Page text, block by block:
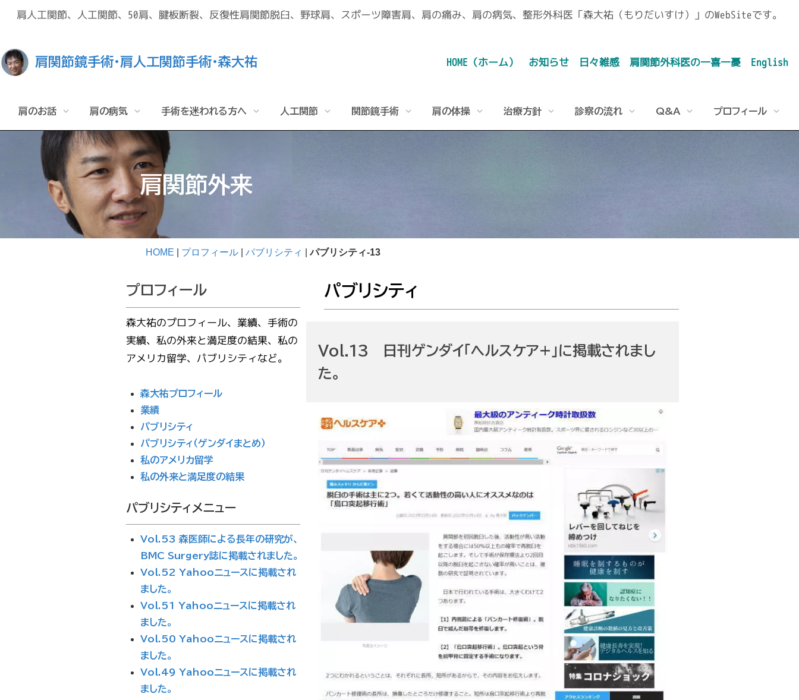
肩人工関節、人工関節、50肩、腱板断裂、反復性肩関節脱臼、野球肩、スポーツ障害肩、肩の痛み、肩の病気、整形外科医「森大祐（もりだいすけ）」のWebSiteです。
肩関節鏡手術・肩人工関節手術・森大祐 HOME（ホーム） お知らせ 日々雑感 肩関節外科医の一喜一憂 English
肩のお話
肩が症状として出る理由
肩関節は人間の関節の中で、 一番可動域
肩の病気には色々な病気があります。
肩の病気
肩の病気
様々な肩の病気を解説しています。自分がどの病気
に該当するかおおまかな目安にしていただければと
肩の脱臼
肩鎖関節脱臼
手術を迷われる方へ
手術を迷われる方へ
手術を医師にすすめられて、迷われている方のため
に私が外来で行っている一つの方法をお伝えしま
人工関節
人工関節
変形性肩関節症において、保存療法で症状が軽快せずに
疼痛軽快、動きをよくしたい事を望まれる方には人工関
リバース型人工肩関節置換術後にスポーツ復帰は可
関節鏡手術
関節鏡手術
関節鏡手術とは、肩関節の病変を、小さな傷だけつくり、
傷から内視鏡（関節鏡、カメラ）を体内にいれてテレビモ
肩の体操
肩の体操
五十肩予防の運動、野球肩ケア体操を解説しています。
ストレッチ
ストレッチング（上肢編）
筋力トレーニング
インナーマッスルトレーニング①
インナーマッスルトレーニング②
治療方針
治療方針
今何が困っているか、痛み？動かない？肩がぬけや
すい？などのことを外来での問診しで確認し、診察
診察の流れ
診察の流れ
問診→理学所見（肩を動かしての痛みなど症状出現
の程度などの評価）→炎症への対処→理学療法を処
方→MRIなどの検査→手術。
Q&A
Q&A
肩の関する質問＆回答コーナーです。
プロフィール
プロフィール
森大祐のプロフィール、私のアメリカ留学、パブリ
パブリシティ（ゲンダイまとめ）
肩関節外来
HOME プロフィール |パブリシティ |パブリシティ-13
パブリシティ
Vol.13 日刊ゲンダイ「ヘルスケア+」に掲載されまし
た。
プロフィール
森大祐のプロフィール、業績、手術の
実績、私の外来と満足度の結果、私の
アメリカ留学、パブリシティなど。
森大祐プロフィール
業績
パブリシティ
パブリシティ（ゲンダイまとめ）
私のアメリカ留学
私の外来と満足度の結果
パブリシティメニュー
Vol.53 森医師による長年の研究が、
BMC Surgery誌に掲載されました。
Vol.52 Yahooニュースに掲載され
ました。
Vol.51 Yahooニュースに掲載され
ました。
Vol.50 Yahooニュースに掲載され
ました。
Vol.49 Yahooニュースに掲載され
ました。